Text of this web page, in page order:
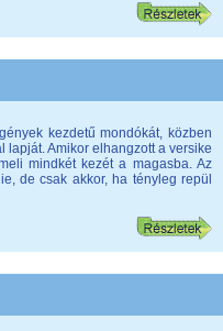
kezdetű mondókát, közben
Amikor elhangzott a versike
mindkét kezét a magasba. Az
de csak akkor, ha tényleg repül